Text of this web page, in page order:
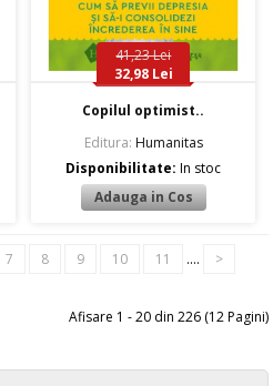
41,23 Lei
32,98 Lei
Copilul optimist..
Editura: Humanitas
Disponibilitate:In stoc
7 8 9 10 11 ....
>
Afisare 1 - 20 din 226 (12 Pagini)